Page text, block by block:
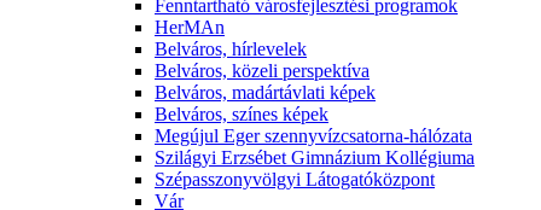
Fenntartható városfejlesztési programok
HerMAn
Belváros, hírlevelek
Belváros, közeli perspektíva
Belváros, madártávlati képek
Belváros, színes képek
Megújul Eger szennyvízcsatorna-hálózata
Szilágyi Erzsébet Gimnázium Kollégiuma
Szépasszonyvölgyi Látogatóközpont
Vár